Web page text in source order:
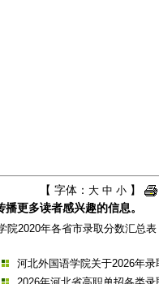
【 字体： 大 中 小】
更多读者感兴趣的信息。
院2020年各省市录取分数汇总表
河北外国语学院关于2026年录